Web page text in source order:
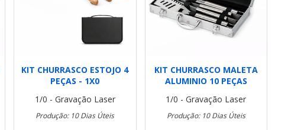
KIT CHURRASCO ESTOJO 4
PEÇAS - 1X0
1/0 - Gravação Laser
Produção: 10 Dias Úteis
KIT CHURRASCO MALETA
ALUMINIO 10 PEÇAS
1/0 - Gravação Laser
Produção: 10 Dias Úteis